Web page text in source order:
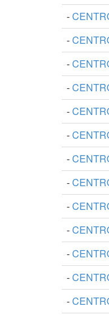
-
-
-
-
-
-
-
-
-
-
-
-
-